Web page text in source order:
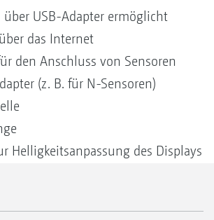
USB-Adapter ermöglicht
das Internet
den Anschluss von Sensoren
(z. B. für N-Sensoren)
Helligkeitsanpassung des Displays